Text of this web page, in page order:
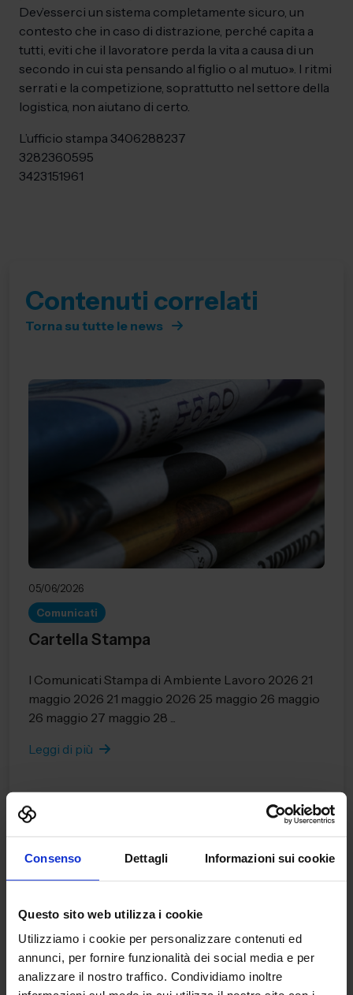
Consenso Dettagli Informazioni sui cookie
Questo sito web utilizza i cookie
Utilizziamo i cookie per personalizzare contenuti ed
annunci, per fornire funzionalità dei social media e per
analizzare il nostro traffico. Condividiamo inoltre
Dev’esserci un sistema completamente sicuro, un
contesto che in caso di distrazione, perché capita a
tutti, eviti che il lavoratore perda la vita a causa di un
secondo in cui sta pensando al figlio o al mutuo». I ritmi
serrati e la competizione, soprattutto nel settore della
logistica, non aiutano di certo.
L’ufficio stampa 3406288237
3282360595
3423151961
Contenuti correlati
Torna su tutte le news
05/06/2026
Comunicati
Cartella Stampa
I Comunicati Stampa di Ambiente Lavoro 2026 21
maggio 2026 21 maggio 2026 25 maggio 26 maggio
26 maggio 27 maggio 28 ...
Leggi di più